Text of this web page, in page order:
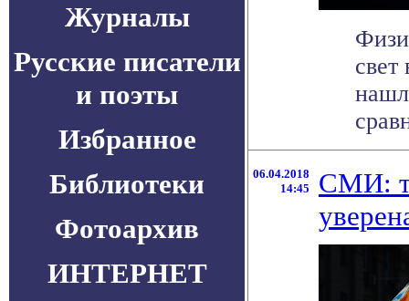
Журналы
Русские писатели
и поэты
Избранное
Библиотеки
Фотоархив
ИНТЕРНЕТ
свет
06.04.2018
14:45
СМИ: